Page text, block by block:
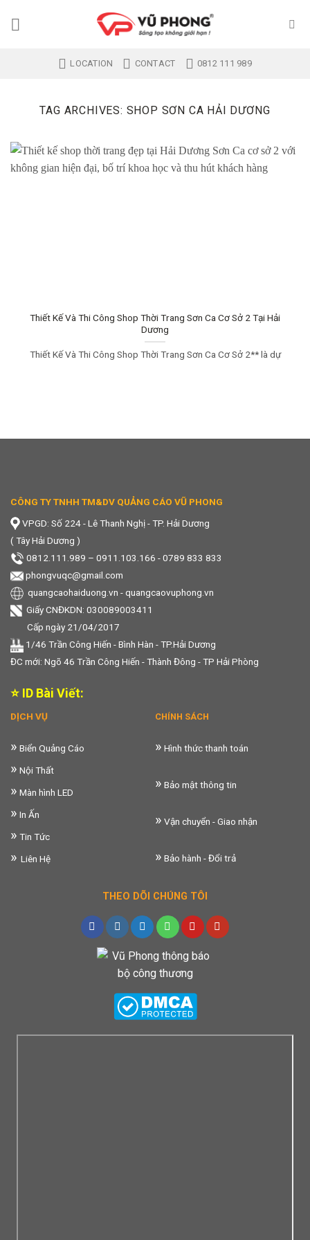
LOCATION CONTACT 0812 111 989
TAG ARCHIVES: SHOP SƠN CA HẢI DƯƠNG
Thiết Kế Và Thi Công Shop Thời Trang Sơn Ca Cơ Sở 2 Tại Hải
Dương
Thiết Kế Và Thi Công Shop Thời Trang Sơn Ca Cơ Sở 2** là dự
CÔNG TY TNHH TM&DV QUẢNG CÁO VŨ PHONG
VPGD: Số 224 - Lê Thanh Nghị - TP. Hải Dương
( Tây Hải Dương )
0812.111.989 – 0911.103.166 - 0789 833 833
phongvuqc@gmail.com
quangcaohaiduong.vn -quangcaovuphong.vn
Giấy CNĐKDN: 030089003411
Cấp ngày 21/04/2017
1/46 Trần Công Hiến - Bình Hàn - TP.Hải Dương
ĐC mới: Ngõ 46 Trần Công Hiến - Thành Đông - TP Hải Phòng
⭐ ID Bài Viết:
DỊCH VỤ
» Biển Quảng Cáo
» Nội Thất
» Màn hình LED
» In Ấn
» Tin Tức
» Liên Hệ
CHÍNH SÁCH
» Hình thức thanh toán
» Bảo mật thông tin
» Vận chuyển - Giao nhận
» Bảo hành - Đổi trả
THEO DÕI CHÚNG TÔI